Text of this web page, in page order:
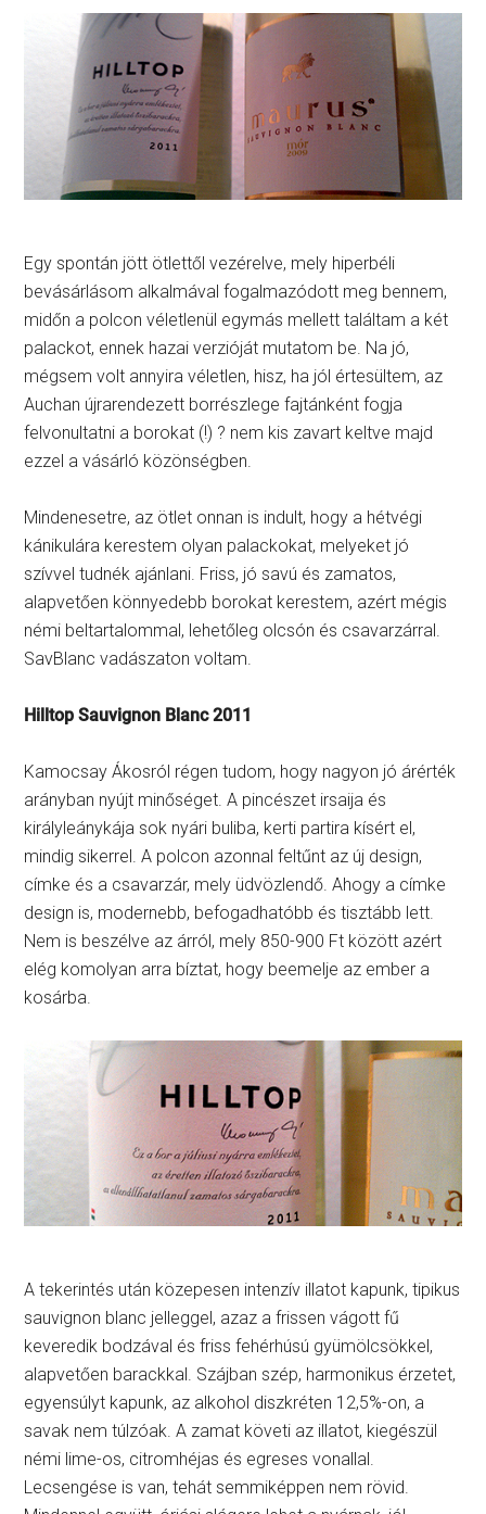
Egy spontán jött ötlettől vezérelve, mely hiperbéli
bevásárlásom alkalmával fogalmazódott meg bennem,
midőn a polcon véletlenül egymás mellett találtam a két
palackot, ennek hazai verzióját mutatom be. Na jó,
mégsem volt annyira véletlen, hisz, ha jól értesültem, az
Auchan újrarendezett borrészlege fajtánként fogja
felvonultatni a borokat (!) ? nem kis zavart keltve majd
ezzel a vásárló közönségben.
Mindenesetre, az ötlet onnan is indult, hogy a hétvégi
kánikulára kerestem olyan palackokat, melyeket jó
szívvel tudnék ajánlani. Friss, jó savú és zamatos,
alapvetően könnyedebb borokat kerestem, azért mégis
némi beltartalommal, lehetőleg olcsón és csavarzárral.
SavBlanc vadászaton voltam.
Hilltop Sauvignon Blanc 2011
Kamocsay Ákosról régen tudom, hogy nagyon jó árérték
arányban nyújt minőséget. A pincészet irsaija és
királyleánykája sok nyári buliba, kerti partira kísért el,
mindig sikerrel. A polcon azonnal feltűnt az új design,
címke és a csavarzár, mely üdvözlendő. Ahogy a címke
design is, modernebb, befogadhatóbb és tisztább lett.
Nem is beszélve az árról, mely 850-900 Ft között azért
elég komolyan arra bíztat, hogy beemelje az ember a
kosárba.
A tekerintés után közepesen intenzív illatot kapunk, tipikus
sauvignon blanc jelleggel, azaz a frissen vágott fű
keveredik bodzával és friss fehérhúsú gyümölcsökkel,
alapvetően barackkal. Szájban szép, harmonikus érzetet,
egyensúlyt kapunk, az alkohol diszkréten 12,5%-on, a
savak nem túlzóak. A zamat követi az illatot, kiegészül
némi lime-os, citromhéjas és egreses vonallal.
Lecsengése is van, tehát semmiképpen nem rövid.